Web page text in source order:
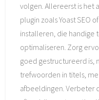
volgen. Allereerst is het
plugin zoals Yoast SEO
installeren, die handige
optimaliseren. Zorg
goed gestructureerd is,
trefwoorden in titels,
afbeeldingen. Verbeter